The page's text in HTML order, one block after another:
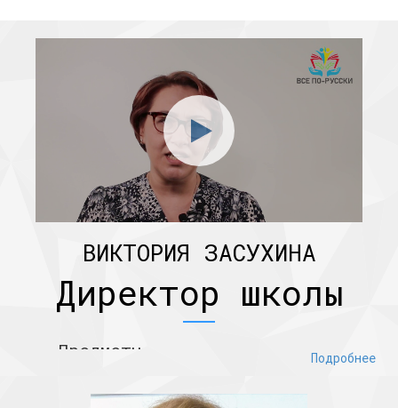
ВИКТОРИЯ ЗАСУХИНА
Директор школы
Предметы
Литература
Подробнее